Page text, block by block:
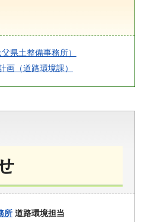
県土整備事務所）
画（道路環境課）
所 道路環境担当